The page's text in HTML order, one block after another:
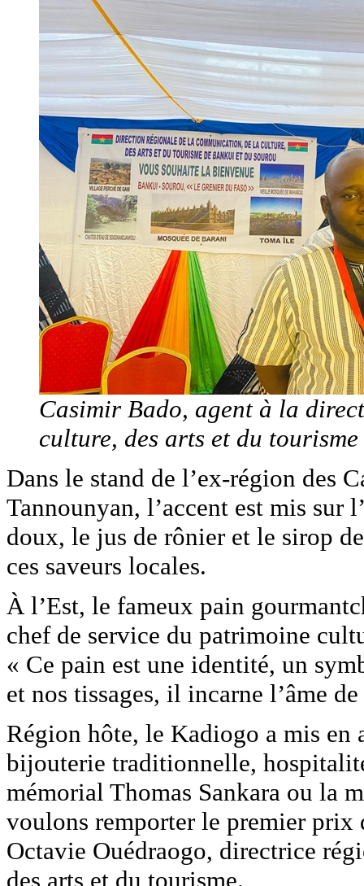
Casimir Bado, agent à la
culture, des arts et du
Dans le stand de l’ex-région des
Tannounyan, l’accent est mis sur
doux, le jus de rônier et le sirop
ces saveurs locales.
À l’Est, le fameux pain
chef de service du patrimoine
« Ce pain est une identité, un
et nos tissages, il incarne l’âme
Région hôte, le Kadiogo a mis
bijouterie traditionnelle,
mémorial Thomas Sankara ou la
voulons remporter le premier prix
Octavie Ouédraogo, directrice
des arts et du tourisme.